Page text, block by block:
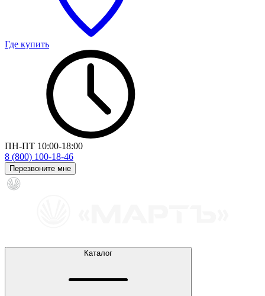
Где купить
ПН-ПТ 10:00-18:00
8 (800) 100-18-46
Перезвоните мне
Каталог